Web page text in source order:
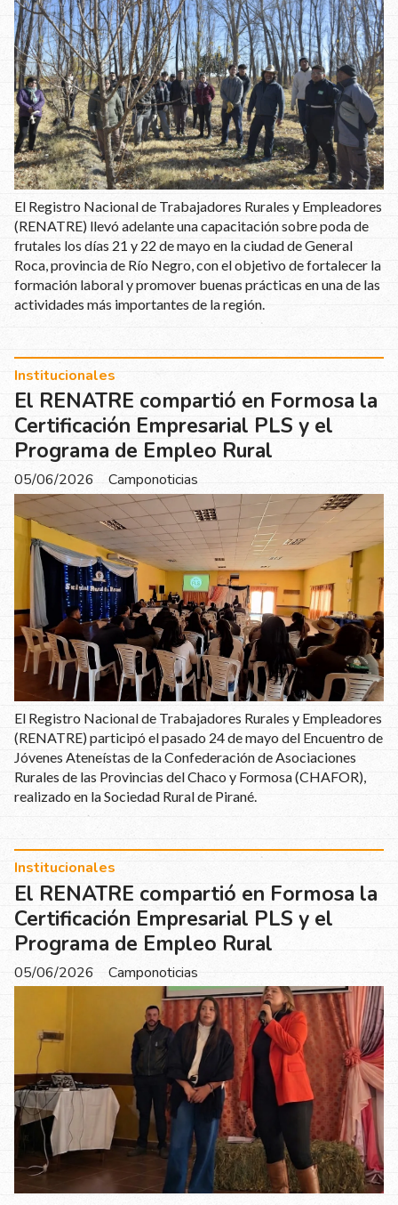
El Registro Nacional de Trabajadores Rurales y Empleadores
(RENATRE) llevó adelante una capacitación sobre poda de
frutales los días 21 y 22 de mayo en la ciudad de General
Roca, provincia de Río Negro, con el objetivo de fortalecer la
formación laboral y promover buenas prácticas en una de las
actividades más importantes de la región.
El RENATRE compartió en Formosa la
Certificación Empresarial PLS y el
Programa de Empleo Rural
Camponoticias
Institucionales
05/06/2026
El Registro Nacional de Trabajadores Rurales y Empleadores
(RENATRE) participó el pasado 24 de mayo del Encuentro de
Jóvenes Ateneístas de la Confederación de Asociaciones
Rurales de las Provincias del Chaco y Formosa (CHAFOR),
realizado en la Sociedad Rural de Pirané.
El RENATRE compartió en Formosa la
Certificación Empresarial PLS y el
Programa de Empleo Rural
Camponoticias
Institucionales
05/06/2026